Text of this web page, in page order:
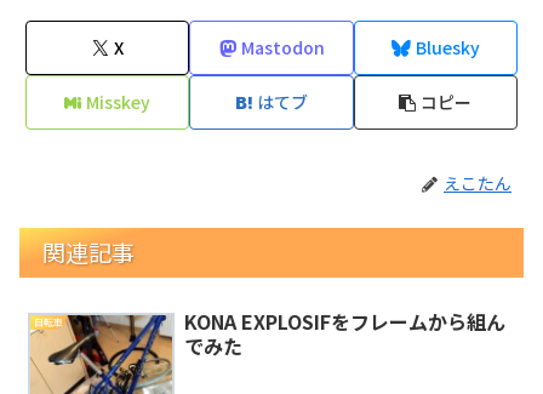
X Mastodon Bluesky
Misskey はてブ コピー
えこたん
関連記事
自転車
KONA EXPLOSIFをフレームから組ん
でみた